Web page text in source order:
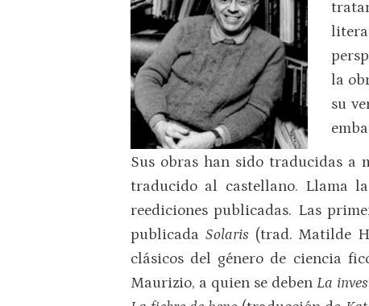
la
su
Sus obras han sido traducidas a
traducido al castellano. Llama
reediciones publicadas. Las
publicada Solaris (trad. Matilde
clásicos del género de ciencia
Maurizio, a quien se debenLa